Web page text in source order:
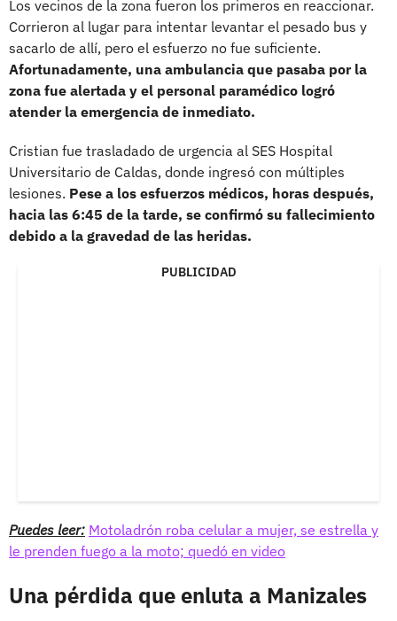
Los vecinos de la zona fueron los primeros en reaccionar.
Corrieron al lugar para intentar levantar el pesado bus y
sacarlo de allí, pero el esfuerzo no fue suficiente.
Afortunadamente, una ambulancia que pasaba por la
zona fue alertada y el personal paramédico logró
atender la emergencia de inmediato.
Cristian fue trasladado de urgencia al SES Hospital
Universitario de Caldas, donde ingresó con múltiples
lesiones. Pese a los esfuerzos médicos, horas después,
hacia las 6:45 de la tarde, se confirmó su fallecimiento
debido a la gravedad de las heridas.
PUBLICIDAD
Puedes leer: Motoladrón roba celular a mujer, se estrella y
le prenden fuego a la moto; quedó en video
Una pérdida que enluta a Manizales